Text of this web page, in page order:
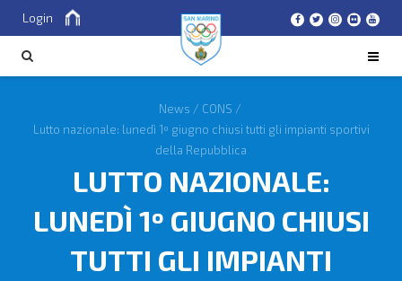
Login
News / CONS /
Lutto nazionale: lunedì 1º giugno chiusi tutti gli impianti sportivi
della Repubblica
LUTTO NAZIONALE:
LUNEDÌ 1º GIUGNO CHIUSI
TUTTI GLI IMPIANTI